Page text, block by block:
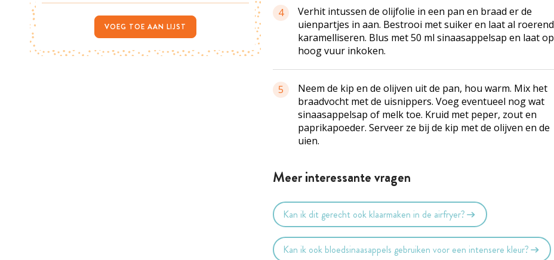
4
Verhit intussen de olijfolie in een pan en braad er de
uienpartjes in aan. Bestrooi met suiker en laat al roerend
karamelliseren. Blus met 50 ml sinaasappelsap en laat op
hoog vuur inkoken.
5
Neem de kip en de olijven uit de pan, hou warm. Mix het
braadvocht met de uisnippers. Voeg eventueel nog wat
sinaasappelsap of melk toe. Kruid met peper, zout en
paprikapoeder. Serveer ze bij de kip met de olijven en de
uien.
Meer interessante vragen
Kan ik dit gerecht ook klaarmaken in de airfryer?
Kan ik ook bloedsinaasappels gebruiken voor een intensere kleur?
VOEG TOE AAN LIJST